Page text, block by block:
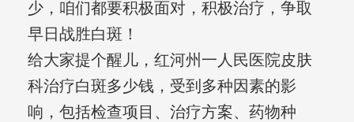
少，咱们都要积极面对，积极治疗，争取
早日战胜白斑！
给大家提个醒儿，红河州一人民医院皮肤
科治疗白斑多少钱，受到多种因素的影
响，包括检查项目、治疗方案、药物种